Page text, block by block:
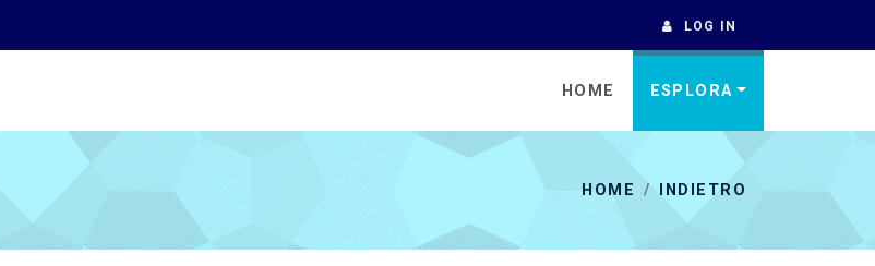
LOG IN
HOME ESPLORA
HOME INDIETRO